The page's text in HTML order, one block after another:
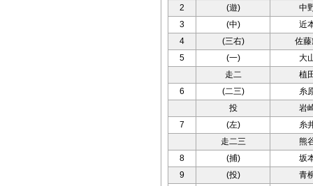
2
(遊)
中
3
(中)
近
4
(三右)
佐藤
5
(一)
大
走二
植
6
(二三)
糸
投
岩
7
(左)
糸
走二三
熊
8
(捕)
坂
9
(投)
青